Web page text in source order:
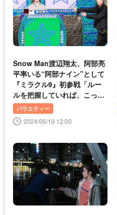
Snow Man渡辺翔太、阿部亮
平率いる“阿部ナイン”として
『ミラクル9』初参戦「ルー
ルを把握していれば、こっち
のもんです！」
バラエティー
2024/06/19 12:00